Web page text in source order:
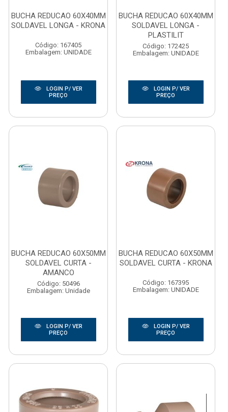
BUCHA REDUCAO 60X40MM
SOLDAVEL LONGA - KRONA
Código: 167405
Embalagem: UNIDADE
LOGIN P/ VER
PREÇO
BUCHA REDUCAO 60X40MM
SOLDAVEL LONGA -
PLASTILIT
Código: 172425
Embalagem: UNIDADE
LOGIN P/ VER
PREÇO
BUCHA REDUCAO 60X50MM
SOLDAVEL CURTA -
AMANCO
Código: 50496
Embalagem: Unidade
LOGIN P/ VER
PREÇO
BUCHA REDUCAO 60X50MM
SOLDAVEL CURTA - KRONA
Código: 167395
Embalagem: UNIDADE
LOGIN P/ VER
PREÇO